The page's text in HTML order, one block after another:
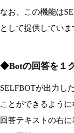
なお、この機能は
として提供していま
◆Botの回答を１
SELFBOTが出力し
ことができるように
回答テキストの右